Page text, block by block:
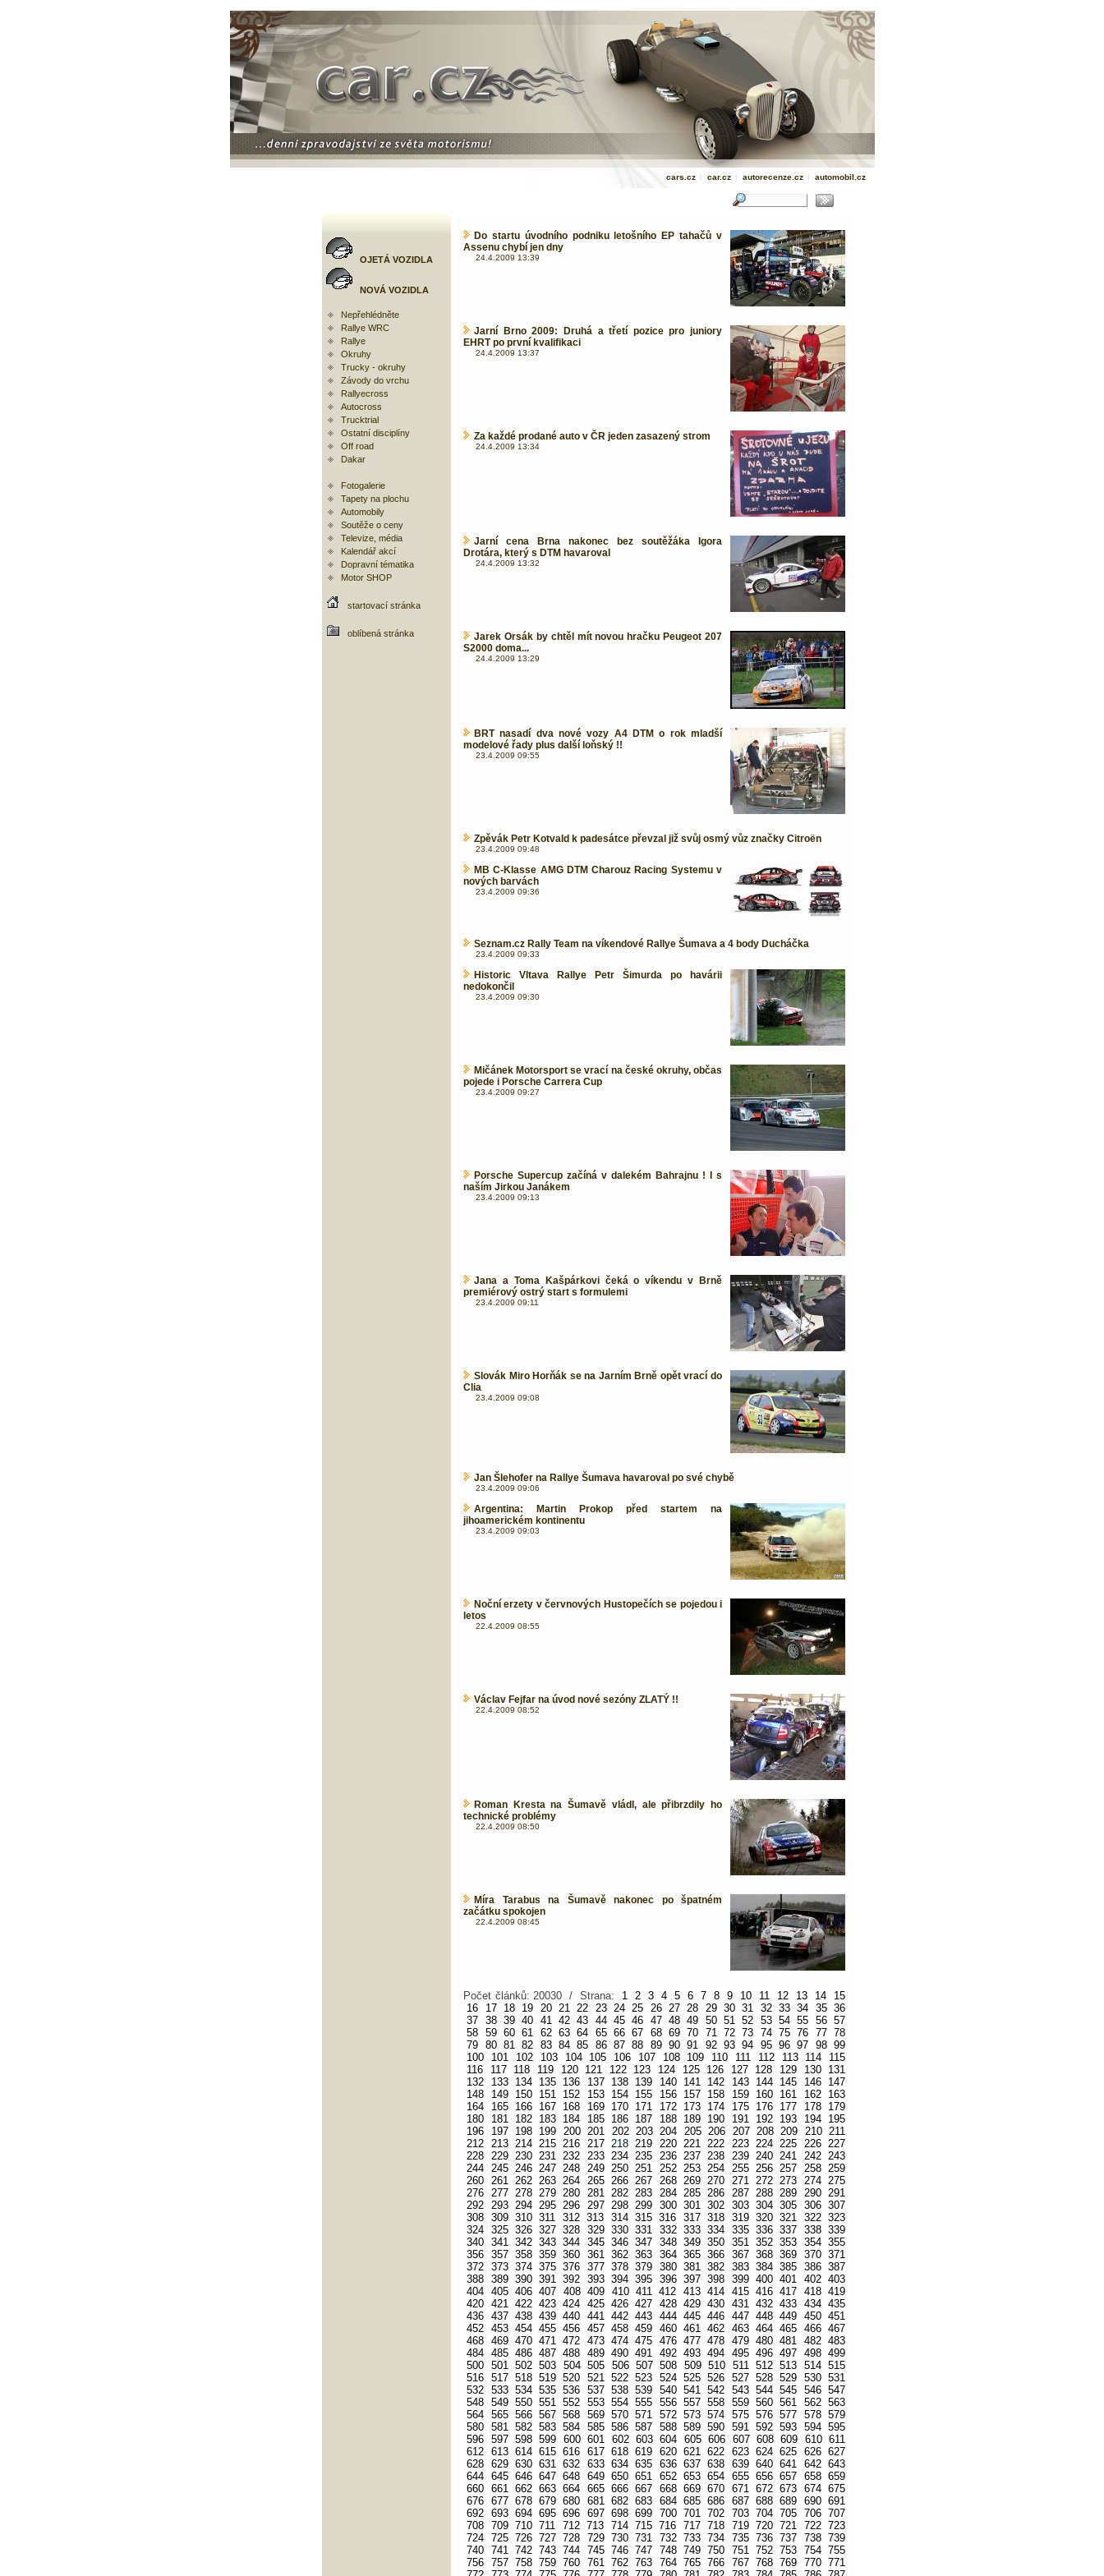
cars.cz | car.cz | autorecenze.cz | automobil.cz
OJETÁ VOZIDLA
NOVÁ VOZIDLA
Nepřehlédněte
Rallye WRC
Rallye
Okruhy
Trucky - okruhy
Závody do vrchu
Rallyecross
Autocross
Trucktrial
Ostatní disciplíny
Off road
Dakar
Fotogalerie
Tapety na plochu
Automobily
Soutěže o ceny
Televize, média
Kalendář akcí
Dopravní tématika
Motor SHOP
startovací stránka
oblíbená stránka
Do startu úvodního podniku letošního EP tahačů v
Assenu chybí jen dny
24.4.2009 13:39
Jarní Brno 2009: Druhá a třetí pozice pro juniory
EHRT po první kvalifikaci
24.4.2009 13:37
Za každé prodané auto v ČR jeden zasazený strom
24.4.2009 13:34
Jarní cena Brna nakonec bez soutěžáka Igora
Drotára, který s DTM havaroval
24.4.2009 13:32
Jarek Orsák by chtěl mít novou hračku Peugeot 207
S2000 doma...
24.4.2009 13:29
BRT nasadí dva nové vozy A4 DTM o rok mladší
modelové řady plus další loňský !!
23.4.2009 09:55
Zpěvák Petr Kotvald k padesátce převzal již svůj osmý vůz značky Citroën
23.4.2009 09:48
MB C-Klasse AMG DTM Charouz Racing Systemu v
nových barvách
23.4.2009 09:36
Seznam.cz Rally Team na víkendové Rallye Šumava a 4 body Ducháčka
23.4.2009 09:33
Historic Vltava Rallye Petr Šimurda po havárii
nedokončil
23.4.2009 09:30
Mičánek Motorsport se vrací na české okruhy, občas
pojede i Porsche Carrera Cup
23.4.2009 09:27
Porsche Supercup začíná v dalekém Bahrajnu ! I s
naším Jirkou Janákem
23.4.2009 09:13
Jana a Toma Kašpárkovi čeká o víkendu v Brně
premiérový ostrý start s formulemi
23.4.2009 09:11
Slovák Miro Horňák se na Jarním Brně opět vrací do
Clia
23.4.2009 09:08
Jan Šlehofer na Rallye Šumava havaroval po své chybě
23.4.2009 09:06
Argentina: Martin Prokop před startem na
jihoamerickém kontinentu
23.4.2009 09:03
Noční erzety v červnových Hustopečích se pojedou i
letos
22.4.2009 08:55
Václav Fejfar na úvod nové sezóny ZLATÝ !!
22.4.2009 08:52
Roman Kresta na Šumavě vládl, ale přibrzdily ho
technické problémy
22.4.2009 08:50
Míra Tarabus na Šumavě nakonec po špatném
začátku spokojen
22.4.2009 08:45
Počet článků: 20030 / Strana: 1 2 3 4 5 6 7 8 9 10 11 12 13 14
15
16
17 18 19 20 21 22 23 24 25 26 27 28 29 30 31 32 33 34 35 36
37 38 39 40 41 42 43 44 45 46 47 48 49 50 51 52 53 54 55 56 57
58 59 60 61 62 63 64 65 66 67 68 69 70 71 72 73 74 75 76 77 78
79 80 81 82 83 84 85 86 87 88 89 90 91 92 93 94 95 96 97 98 99
100
101 102 103 104 105 106 107 108 109 110 111 112 113 114
115
116
117 118 119 120 121 122 123 124 125 126 127 128 129 130
131
132
133 134 135 136 137 138 139 140 141 142 143 144 145 146
147
148
149 150 151 152 153 154 155 156 157 158 159 160 161 162
163
164
165 166 167 168 169 170 171 172 173 174 175 176 177 178
179
180
181 182 183 184 185 186 187 188 189 190 191 192 193 194
195
196
197 198 199 200 201 202 203 204 205 206 207 208 209 210 211
212 213 214 215 216 217 218 219 220 221 222 223 224 225 226 227
228 229 230 231 232 233 234 235 236 237 238 239 240 241 242 243
244 245 246 247 248 249 250 251 252 253 254 255 256 257 258 259
260 261 262 263 264 265 266 267 268 269 270 271 272 273 274 275
276 277 278 279 280 281 282 283 284 285 286 287 288 289 290 291
292 293 294 295 296 297 298 299 300 301 302 303 304 305 306 307
308 309 310 311 312 313 314 315 316 317 318 319 320 321 322 323
324 325 326 327 328 329 330 331 332 333 334 335 336 337 338 339
340 341 342 343 344 345 346 347 348 349 350 351 352 353 354 355
356 357 358 359 360 361 362 363 364 365 366 367 368 369 370 371
372 373 374 375 376 377 378 379 380 381 382 383 384 385 386 387
388 389 390 391 392 393 394 395 396 397 398 399 400 401 402 403
404 405 406 407 408 409 410 411 412 413 414 415 416 417 418 419
420 421 422 423 424 425 426 427 428 429 430 431 432 433 434 435
436 437 438 439 440 441 442 443 444 445 446 447 448 449 450 451
452 453 454 455 456 457 458 459 460 461 462 463 464 465 466 467
468 469 470 471 472 473 474 475 476 477 478 479 480 481 482 483
484 485 486 487 488 489 490 491 492 493 494 495 496 497 498 499
500 501 502 503 504 505 506 507 508 509 510 511 512 513 514 515
516 517 518 519 520 521 522 523 524 525 526 527 528 529 530 531
532 533 534 535 536 537 538 539 540 541 542 543 544 545 546 547
548 549 550 551 552 553 554 555 556 557 558 559 560 561 562 563
564 565 566 567 568 569 570 571 572 573 574 575 576 577 578 579
580 581 582 583 584 585 586 587 588 589 590 591 592 593 594 595
596 597 598 599 600 601 602 603 604 605 606 607 608 609 610 611
612 613 614 615 616 617 618 619 620 621 622 623 624 625 626 627
628 629 630 631 632 633 634 635 636 637 638 639 640 641 642 643
644 645 646 647 648 649 650 651 652 653 654 655 656 657 658 659
660 661 662 663 664 665 666 667 668 669 670 671 672 673 674 675
676 677 678 679 680 681 682 683 684 685 686 687 688 689 690 691
692 693 694 695 696 697 698 699 700 701 702 703 704 705 706 707
708 709 710 711 712 713 714 715 716 717 718 719 720 721 722 723
724 725 726 727 728 729 730 731 732 733 734 735 736 737 738 739
740 741 742 743 744 745 746 747 748 749 750 751 752 753 754 755
756 757 758 759 760 761 762 763 764 765 766 767 768 769 770 771